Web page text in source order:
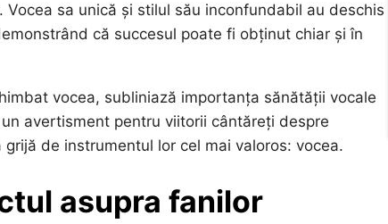
sa unică și stilul său inconfundabil au deschis
că succesul poate fi obținut chiar și în
vocea, subliniază importanța sănătății vocale
avertisment pentru viitorii cântăreți despre
de instrumentul lor cel mai valoros: vocea.
asupra fanilor